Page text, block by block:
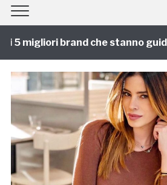
migliori brand che stanno